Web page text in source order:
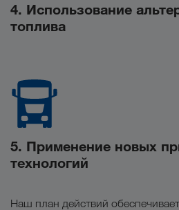
4. Использование
топлива
5. Применение новых
технологий
Наш план действий